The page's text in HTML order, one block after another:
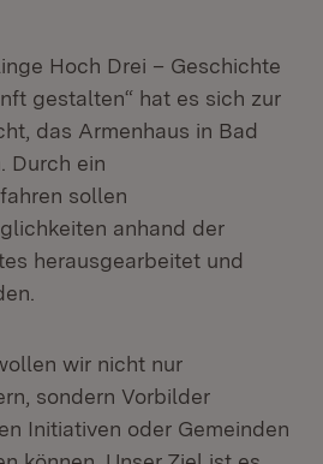
Hoch Drei – Geschichte
gestalten“ hat es sich zur
das Armenhaus in Bad
Durch ein
sollen
anhand der
herausgearbeitet und
wir nicht nur
sondern Vorbilder
Initiativen oder Gemeinden